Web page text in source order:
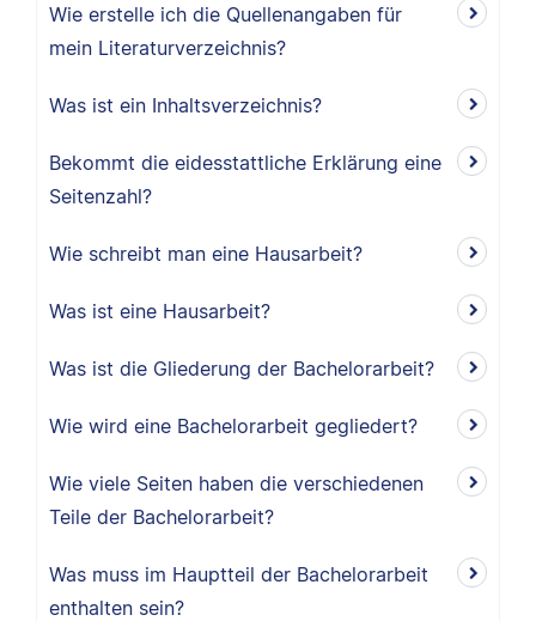
Wie erstelle ich die Quellenangaben für
mein Literaturverzeichnis?
Was ist ein Inhaltsverzeichnis?
Bekommt die eidesstattliche Erklärung eine
Seitenzahl?
Wie schreibt man eine Hausarbeit?
Was ist eine Hausarbeit?
Was ist die Gliederung der Bachelorarbeit?
Wie wird eine Bachelorarbeit gegliedert?
Wie viele Seiten haben die verschiedenen
Teile der Bachelorarbeit?
Was muss im Hauptteil der Bachelorarbeit
enthalten sein?